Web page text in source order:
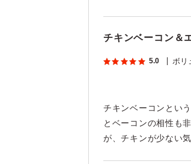
チキンベーコン＆
5.0 ボリ
チキンベーコンとい
とベーコンの相性も
が、チキンが少ない